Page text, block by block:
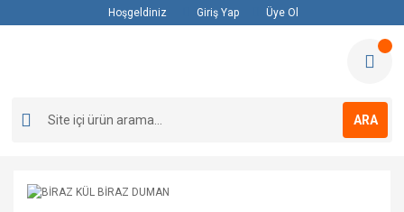
Hoşgeldiniz Giriş Yap Üye Ol
ARA